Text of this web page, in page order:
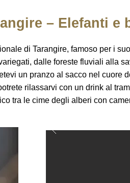
– Elefanti e
di Tarangire, famoso per i
dalle foreste fluviali alla
un pranzo al sacco nel cuore
rilassarvi con un drink al
tra le cime degli alberi con